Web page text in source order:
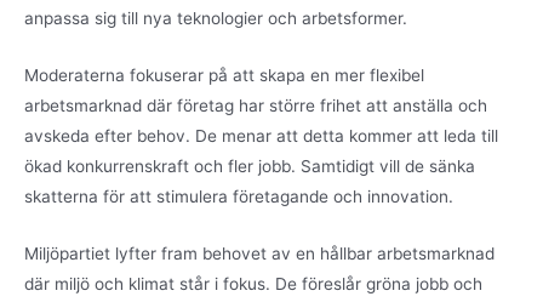
anpassa sig till nya teknologier och arbetsformer.
Moderaterna fokuserar på att skapa en mer flexibel
arbetsmarknad där företag har större frihet att anställa och
avskeda efter behov. De menar att detta kommer att leda till
ökad konkurrenskraft och fler jobb. Samtidigt vill de sänka
skatterna för att stimulera företagande och innovation.
Miljöpartiet lyfter fram behovet av en hållbar arbetsmarknad
där miljö och klimat står i fokus. De föreslår gröna jobb och